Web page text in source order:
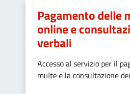
Pagamento delle
online e
verbali
Accesso al servizio per il
multe e la consultazione